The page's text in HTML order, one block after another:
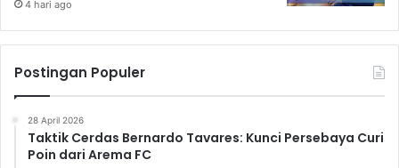
4 hari ago
Postingan Populer
28 April 2026
Taktik Cerdas Bernardo Tavares: Kunci Persebaya Curi
Poin dari Arema FC